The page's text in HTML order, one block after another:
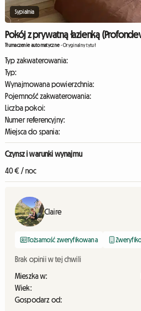
Sypialnia
Pokój z prywatną łazienką
Tłumaczenie automatyczne-Oryginalny tytuł
Typ zakwaterowania:
Typ:
Wynajmowana powierzchnia:
Pojemność zakwaterowania:
Liczba pokoi:
Numer referencyjny:
Miejsca do spania:
Czynsz i warunki wynajmu
40 € / noc
Claire
Tożsamość zweryfikowana
Brak opinii w tej chwili
Mieszka w:
Wiek:
Gospodarz od: